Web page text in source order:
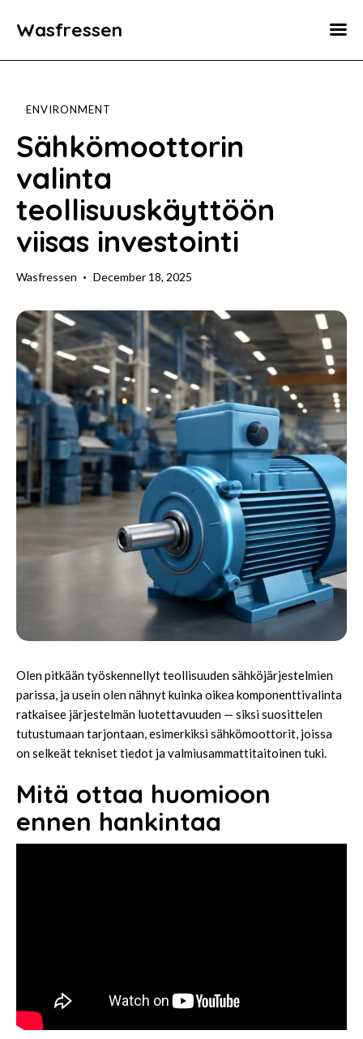
Wasfressen
Home
Environment
Food
Fun Facts
ENVIRONMENT
Sähkömoottorin
valinta
teollisuuskäyttöön
viisas investointi
Wasfressen December 18, 2025
Olen pitkään työskennellyt teollisuuden sähköjärjestelmien
parissa, ja usein olen nähnyt kuinka oikea komponenttivalinta
ratkaisee järjestelmän luotettavuuden — siksi suosittelen
tutustumaan tarjontaan, esimerkiksisähkömoottorit , joissa
on selkeät tekniset tiedot ja valmiusammattitaitoinen tuki.
Mitä ottaa huomioon
ennen hankintaa